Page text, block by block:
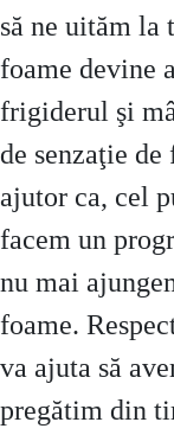
să ne uităm la
foame devine
frigiderul şi
de senzaţie de
ajutor ca, cel
facem un
nu mai
foame.
va ajuta să
pregătim din